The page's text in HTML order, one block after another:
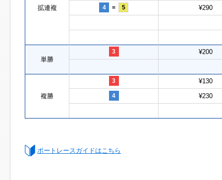
拡連複 4 = 5 ¥290
単勝
3 ¥200
複勝
3 ¥130
4 ¥230
ボートレースガイドはこちら